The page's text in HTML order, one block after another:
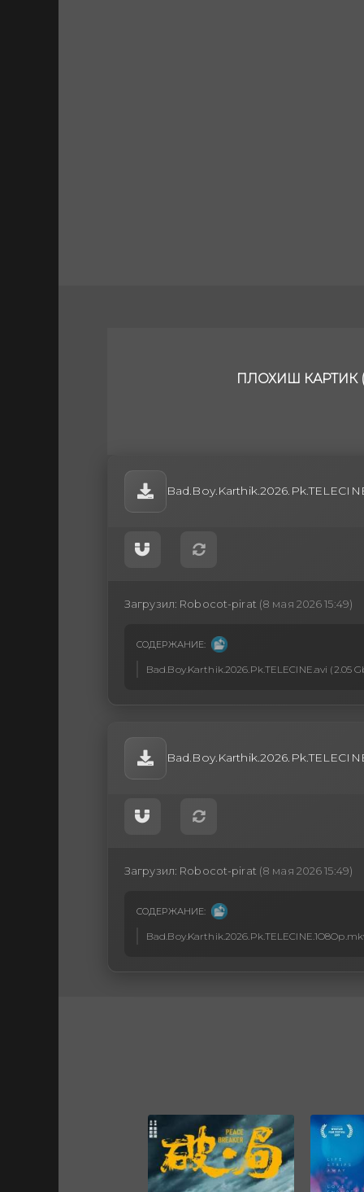
ПЛОХИШ КАРТИК
Загрузил: Robocot-pirat (8 мая 2026 15:49)
СОДЕРЖАНИЕ:
Bad.Boy.Karthik.2026.Pk.TELECINE.avi (2.05
Загрузил: Robocot-pirat (8 мая 2026 15:49)
СОДЕРЖАНИЕ: